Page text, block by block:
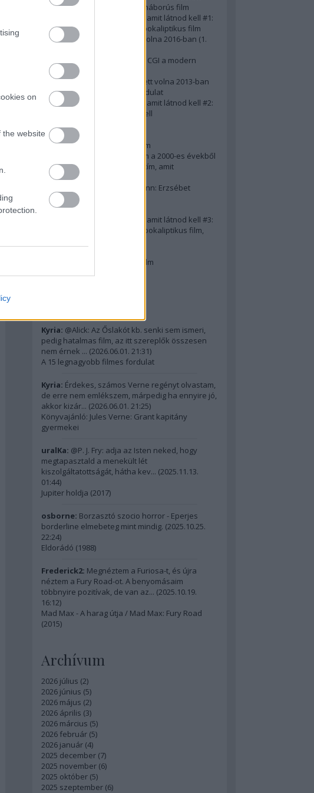
on
the website
A 10 legjobb második világháborús film
50 posztapokaliptikus film, amit látnod kell #1:
A 10 legkreatívabb posztapokaliptikus film
20 film, amit látnod kellett volna 2016-ban (1.
Ezért néz ki borzasztóan a CGI a modern
filmekben (is)
15(+1) film, amit látnod kellett volna 2013-ban
A 15 legnagyobb filmes fordulat
50 posztapokaliptikus film, amit látnod kell #2:
10 zombifilm, amit látnod kell
A 10 legjobb Brad Pitt-film
A 10 legjobb Mel Gibson-film
Az igazi 10 legjobb akciófilm a 2000-es évekből
10 iszonyatos magyar filmcím, amit
megúsztunk 2016-ban
Könyvkritika: Brigitte Hamann: Erzsébet
királyné (2019)
A 10 legjobb Al Pacino - film
50 posztapokaliptikus film, amit látnod kell #3:
10 (nem is annyira) posztapokaliptikus film,
A 10 legjobb Matt Damon-film
Kyria: @Alick: Az Őslakót kb. senki sem ismeri,
pedig hatalmas film, az itt szereplők összesen
nem érnek ... (2026.06.01. 21:31)
A 15 legnagyobb filmes fordulat
Kyria: Érdekes, számos Verne regényt olvastam,
de erre nem emlékszem, márpedig ha ennyire jó,
akkor kizár... (2026.06.01. 21:25)
Könyvajánló: Jules Verne: Grant kapitány
gyermekei
uralKa: @P. J. Fry: adja az Isten neked, hogy
megtapasztald a menekült lét
kiszolgáltatottságát, hátha kev... (2025.11.13.
01:44)
Jupiter holdja (2017)
osborne: Borzasztó szocio horror - Eperjes
borderline elmebeteg mint mindig. (2025.10.25.
22:24)
Eldorádó (1988)
Frederick2: Megnéztem a Furiosa-t, és újra
néztem a Fury Road-ot. A benyomásaim
többnyire pozitívak, de van az... (2025.10.19.
16:12)
Mad Max - A harag útja / Mad Max: Fury Road
(2015)
Archívum
2026 július (2)
2026 június (5)
2026 május (2)
2026 április (3)
2026 március (5)
2026 február (5)
2026 január (4)
2025 december (7)
2025 november (6)
2025 október (5)
2025 szeptember (6)